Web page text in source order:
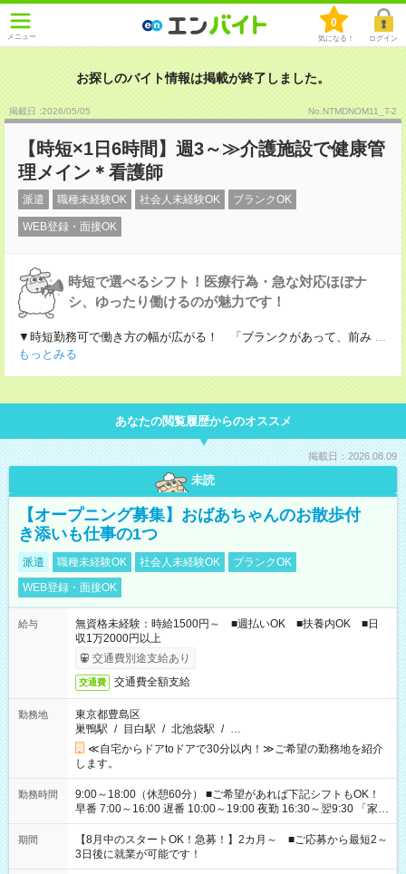
メニュー
0
気になる！ ログイン
お探しのバイト情報は掲載が終了しました。
掲載日 :2026/05/05 No.NTMDNOM11_T-2
【時短×1日6時間】週3～≫介護施設で健康管
理メイン＊看護師
派遣 職種未経験OK 社会人未経験OK ブランクOK
WEB登録・面接OK
時短で選べるシフト！医療行為・急な対応ほぼナ
シ、ゆったり働けるのが魅力です！
▼時短勤務可で働き方の幅が広がる！ 「ブランクがあって、前み ...
もっとみる
あなたの閲覧履歴からのオススメ
掲載日：2026.08.09
未読
【オープニング募集】おばあちゃんのお散歩付
き添いも仕事の1つ
派遣 職種未経験OK 社会人未経験OK
ブランクOK
WEB登録・面接OK
給与
無資格未経験：時給1500円～ ■週払いOK ■扶養内OK ■日
収1万2000円以上
交通費別途支給あり
交通費 交通費全額支給
勤務地
東京都豊島区
巣鴨駅 / 目白駅 / 北池袋駅 / …
≪自宅からドアtoドアで30分以内！≫ご希望の勤務地を紹介
します。
勤務時間
9:00～18:00（休憩60分） ■ご希望があれば下記シフトもOK！
早番 7:00～16:00 遅番 10:00～19:00 夜勤 16:30～翌9:30 「家族
と休みを合わせたい」 「余裕を持って夕飯の準備がしたい」
「できれば残業はしたくない」 など、ご希望を教えてください
ね。 ※Wワーク希望の方へ 今ご覧のお仕事で希望する勤務時間
と、もう1つのお仕事の勤務時間。 合計で週40時間を超える場
期間
【8月中のスタートOK！急募！】2カ月～ ■ご応募から最短2～
3日後に就業が可能です！